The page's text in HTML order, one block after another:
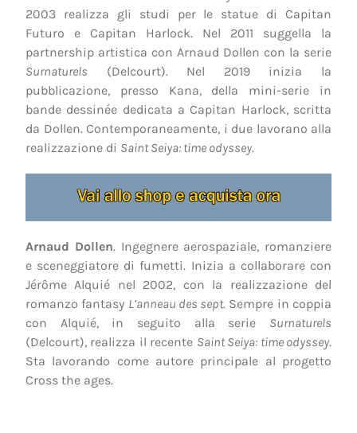
2003 realizza gli studi per le statue di Capitan
Futuro e Capitan Harlock. Nel 2011 suggella la
partnership artistica con Arnaud Dollen con la serie
Surnaturels (Delcourt). Nel 2019 inizia la
pubblicazione, presso Kana, della mini-serie in
bande dessinée dedicata a Capitan Harlock, scritta
da Dollen. Contemporaneamente, i due lavorano alla
realizzazione di Saint Seiya: time odyssey.
Arnaud Dollen. Ingegnere aerospaziale, romanziere
e sceneggiatore di fumetti. Inizia a collaborare con
Jérôme Alquié nel 2002, con la realizzazione del
romanzo fantasy L’anneau des sept. Sempre in coppia
con Alquié, in seguito alla serie Surnaturels
(Delcourt), realizza il recente Saint Seiya: time odyssey.
Sta lavorando come autore principale al progetto
Cross the ages.